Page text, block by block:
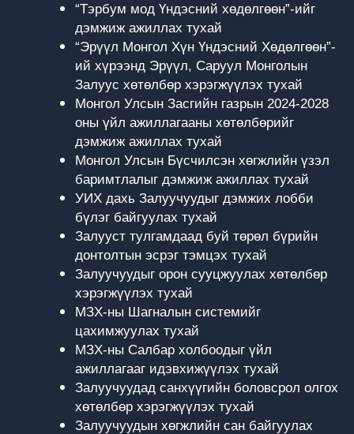
“Тэрбум мод Үндэсний хөдөлгөөн”-ийг
дэмжиж ажиллах тухай
“Эрүүл Монгол Хүн Үндэсний Хөдөлгөөн”-
ий хүрээнд Эрүүл, Саруул Монголын
Залуус хөтөлбөр хэрэгжүүлэх тухай
Монгол Улсын Засгийн газрын 2024-2028
оны үйл ажиллагааны хөтөлбөрийг
дэмжиж ажиллах тухай
Монгол Улсын Бүсчилсэн хөгжлийн үзэл
баримтлалыг дэмжиж ажиллах тухай
УИХ дахь Залуучуудыг дэмжих лобби
бүлэг байгуулах тухай
Залууст тулгамдаад буй төрөл бүрийн
донтолтын эсрэг тэмцэх тухай
Залуучуудыг орон сууцжуулах хөтөлбөр
хэрэгжүүлэх тухай
МЗХ-ны Шагналын системийг
цахимжуулах тухай
МЗХ-ны Салбар холбоодыг үйл
ажиллагааг идэвхижүүлэх тухай
Залуучуудад санхүүгийн боловсрол олгох
хөтөлбөр хэрэгжүүлэх тухай
Залуучуудын хөгжлийн сан байгуулах